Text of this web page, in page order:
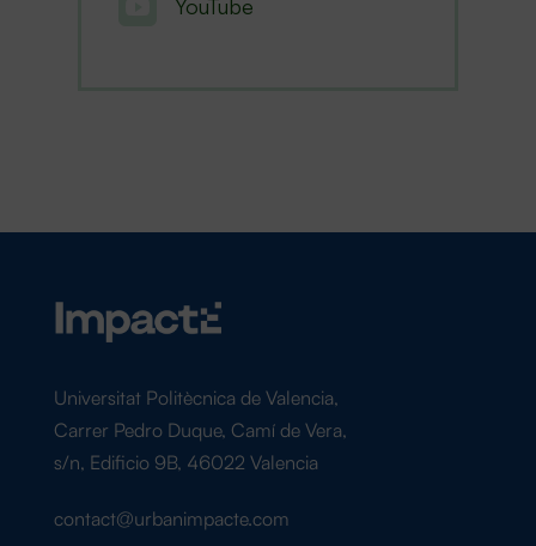
YouTube
Universitat Politècnica de Valencia,
Carrer Pedro Duque, Camí de Vera,
s/n, Edificio 9B, 46022 Valencia
contact@urbanimpacte.com